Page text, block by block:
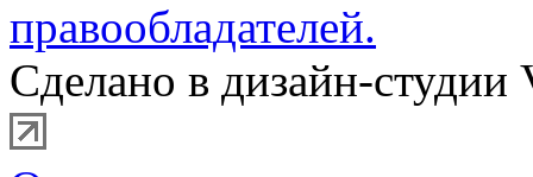
правообладателей.
Сделано в дизайн-студии